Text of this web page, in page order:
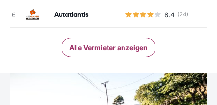
Autatlantis 8.4 (24)
Alle Vermieter anzeigen